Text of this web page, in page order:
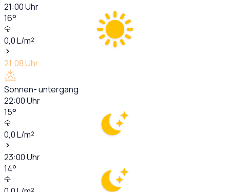
21:00Uhr
16°
0,0L/m²
21:08Uhr
Sonnen- untergang
22:00Uhr
15°
0,0L/m²
23:00Uhr
14°